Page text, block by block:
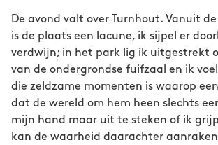
De avond valt over Turnhout. Vanuit
is de plaats een lacune, ik sijpel er
verdwijn; in het park lig ik uitgestrekt
van de ondergrondse fuifzaal en ik
die zeldzame momenten is waarop
dat de wereld om hem heen slechts
mijn hand maar uit te steken of ik
kan de waarheid daarachter